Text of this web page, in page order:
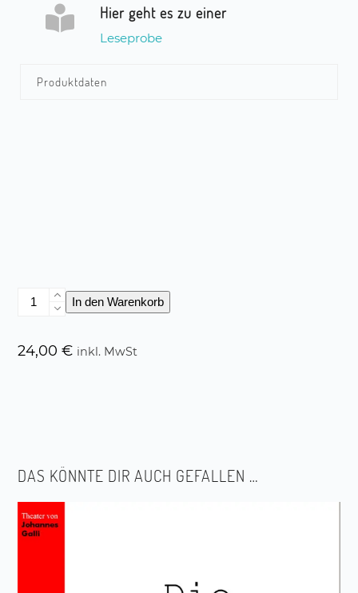
Hier geht es zu einer
Leseprobe
Produktdaten
Die
Erscheinung
In den Warenkorb
24,00€ inkl. MwSt
DAS KÖNNTE DIR AUCH GEFALLEN …